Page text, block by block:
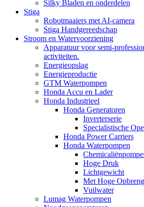
Silky Bladen en onderdelen
Stiga
Robotmaaiers met AI-camera
Stiga Handgereedschap
Stroom en Watervoorziening
Apparatuur voor semi-
activiteiten.
Energieopslag
Energieproductie
GTM Waterpompen
Honda Accu en Lader
Honda Industrieel
Honda Generatoren
Inverterserie
Specialistische
Honda Power Carriers
Honda Waterpompen
Hoge Druk
Lichtgewicht
Met Hoge
Vuilwater
Lumag Waterpompen